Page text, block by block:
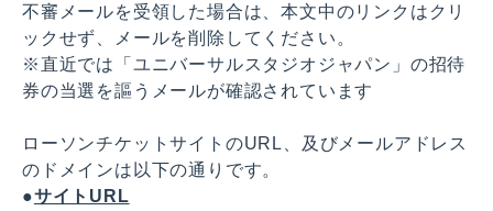
不審メールを受領した場合は、本文中のリンクはクリ
ックせず、メールを削除してください。
※直近では「ユニバーサルスタジオジャパン」の招待
券の当選を謳うメールが確認されています
ローソンチケットサイトのURL、及びメールアドレス
のドメインは以下の通りです。
●サイトURL